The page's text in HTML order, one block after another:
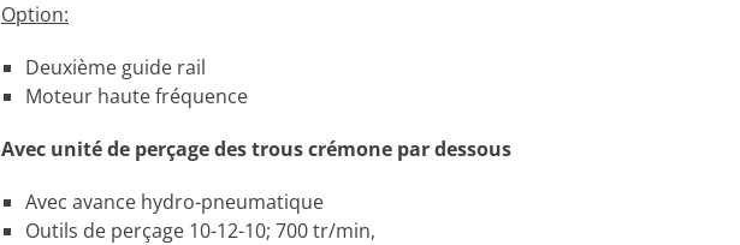
Option:
Deuxième guide rail
Moteur haute fréquence
Avec unité de perçage des trous crémone par dessous
Avec avance hydro-pneumatique
Outils de perçage 10-12-10; 700 tr/min,